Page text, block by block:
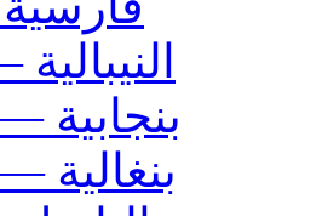
Nepali — النيبالية
Punjabi — بنجابية
Bengali — بنغالية